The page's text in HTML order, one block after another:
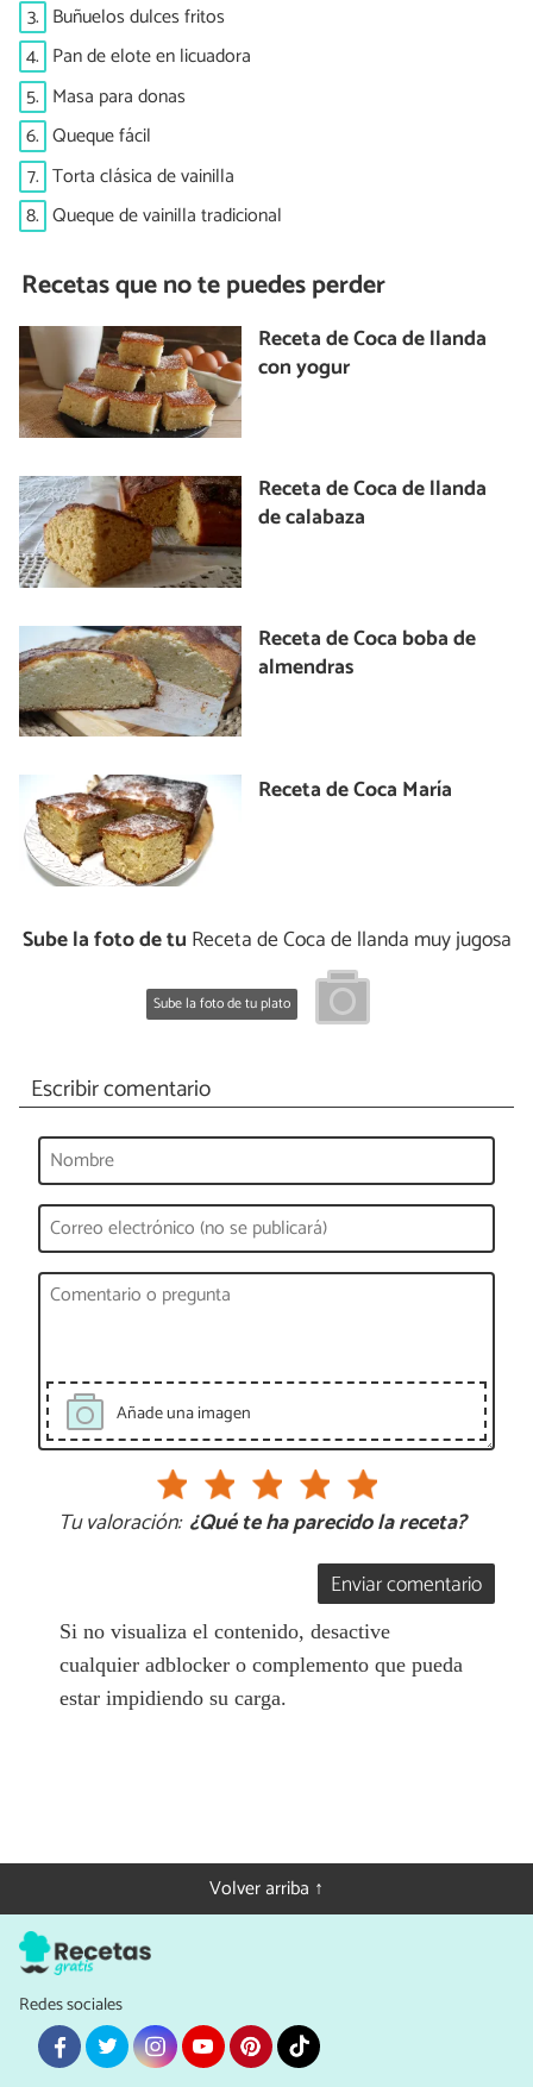
3. Buñuelos dulces fritos
4. Pan de elote en licuadora
5. Masa para donas
6. Queque fácil
7. Torta clásica de vainilla
8. Queque de vainilla tradicional
Recetas que no te puedes perder
Receta de Coca de llanda
con yogur
Receta de Coca de llanda
de calabaza
Receta de Coca boba de
almendras
Receta de Coca María
Sube la foto de tu Receta de Coca de llanda muy jugosa
Sube la foto de tu plato
Escribir comentario
Añade una imagen
Tu valoración: ¿Qué te ha parecido la receta?
Enviar comentario
Si no visualiza el contenido, desactive
cualquier adblocker o complemento que pueda
estar impidiendo su carga.
Volver arriba ↑
Redes sociales